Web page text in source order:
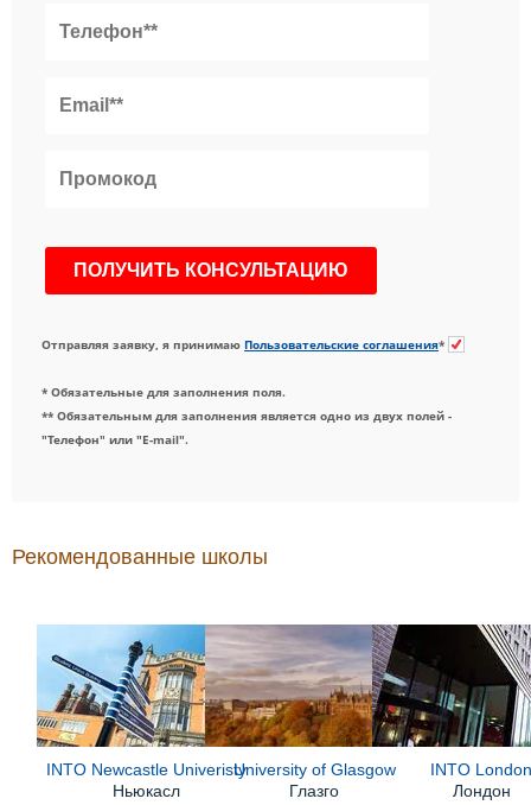
Отправляя заявку, я принимаю Пользовательские соглашения*
* Обязательные для заполнения поля.
** Обязательным для заполнения является одно из двух полей -
"Телефон" или "E-mail".
Рекомендованные школы
INTO Newcastle Univeristy
Ньюкасл
University of Glasgow
Глазго
INTO
Лондон